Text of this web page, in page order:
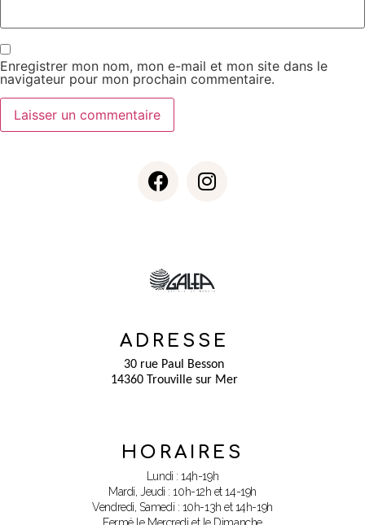
Enregistrer mon nom, mon e-mail et mon site dans le
navigateur pour mon prochain commentaire.
ADRESSE
30 rue Paul Besson
14360 Trouville sur Mer
HORAIRES
Lundi : 14h-19h
Mardi, Jeudi : 10h-12h et 14-19h
Vendredi, Samedi : 10h-13h et 14h-19h